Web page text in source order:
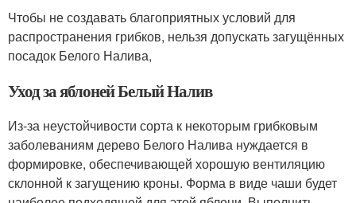
Чтобы не создавать благоприятных условий для
распространения грибков, нельзя допускать загущённых
посадок Белого Налива,
Уход за яблоней Белый Налив
Из-за неустойчивости сорта к некоторым грибковым
заболеваниям дерево Белого Налива нуждается в
формировке, обеспечивающей хорошую вентиляцию
склонной к загущению кроны. Форма в виде чаши будет